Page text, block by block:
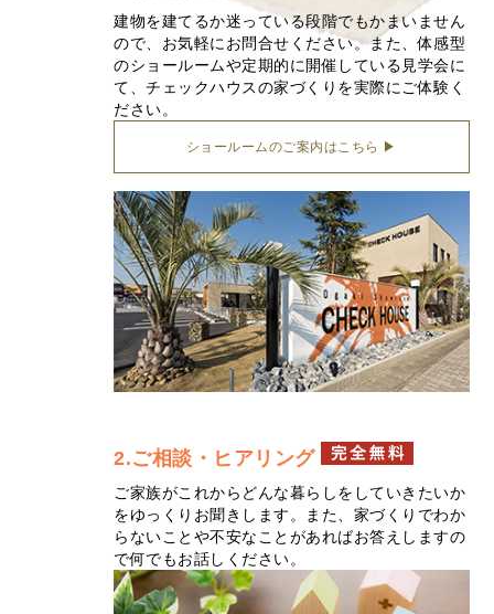
建物を建てるか迷っている段階でもかまいません
ので、お気軽にお問合せください。また、体感型
のショールームや定期的に開催している見学会に
て、チェックハウスの家づくりを実際にご体験く
ださい。
ショールームのご案内はこちら ▶
2.ご相談・ヒアリング
ご家族がこれからどんな暮らしをしていきたいか
をゆっくりお聞きします。また、家づくりでわか
らないことや不安なことがあればお答えしますの
で何でもお話しください。